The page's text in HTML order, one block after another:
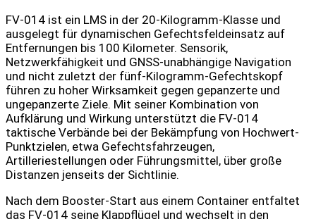
FV-014 ist ein LMS in der 20-Kilogramm-Klasse und
ausgelegt für dynamischen Gefechtsfeldeinsatz auf
Entfernungen bis 100 Kilometer. Sensorik,
Netzwerkfähigkeit und GNSS-unabhängige Navigation
und nicht zuletzt der fünf-Kilogramm-Gefechtskopf
führen zu hoher Wirksamkeit gegen gepanzerte und
ungepanzerte Ziele. Mit seiner Kombination von
Aufklärung und Wirkung unterstützt die FV-014
taktische Verbände bei der Bekämpfung von Hochwert-
Punktzielen, etwa Gefechtsfahrzeugen,
Artilleriestellungen oder Führungsmittel, über große
Distanzen jenseits der Sichtlinie.
Nach dem Booster-Start aus einem Container entfaltet
das FV-014 seine Klappflügel und wechselt in den